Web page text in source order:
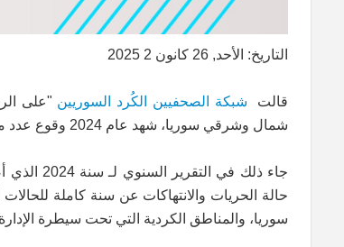
التاريخ: الأحد, 26 كانون 2 2025
قالت شبكة الصحفيين الكُرد السوريين "على
شمال وشرقي سوريا، شهد عام 2024 وقوع عدد من الانتهاكات بحق الصحفيين/ات في المنطقة.
حالة الحريات والانتهاكات عن سنة كاملة
سوريا، والمناطق الكردية التي تحت سيطرة الإدارة